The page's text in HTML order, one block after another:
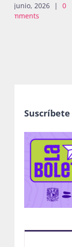
26 junio, 2026 |
Comments